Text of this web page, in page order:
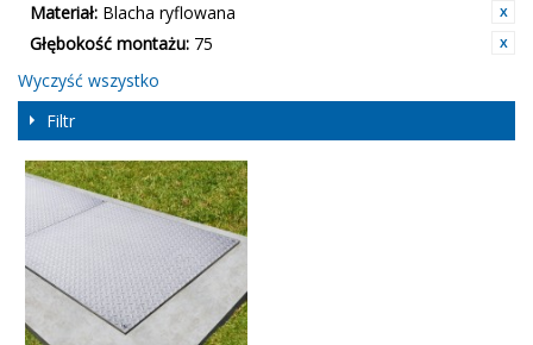
Materiał: Blacha ryflowana
Głębokość montażu: 75
Wyczyść wszystko
Filtr